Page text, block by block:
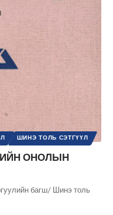
ШИНЭ ТОЛЬ СЭТГҮҮЛ
ОНОЛЫН
багш/ Шинэ толь